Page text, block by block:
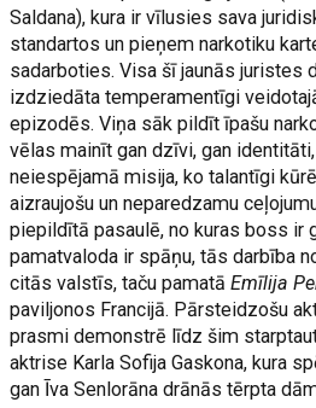
Saldana), kura ir vīlusies sava
standartos un pieņem narkotiku
sadarboties. Visa šī jaunās juristes
izdziedāta temperamentīgi
epizodēs. Viņa sāk pildīt īpašu
vēlas mainīt gan dzīvi, gan
neiespējamā misija, ko talantīgi
aizraujošu un neparedzamu
piepildītā pasaulē, no kuras boss ir
pamatvaloda ir spāņu, tās darbība
citās valstīs, taču pamatāEmīlija
paviljonos Francijā. Pārsteidzošu
prasmi demonstrē līdz šim
aktrise Karla Sofija Gaskona, kura
gan Īva Senlorāna drānās tērpta